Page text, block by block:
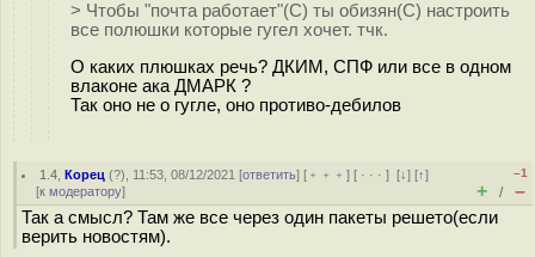
> Чтобы "почта работает"(С) ты обизян(С) настроить
все полюшки которые гугел хочет. тчк.
О каких плюшках речь? ДКИМ, СПФ или все в одном
влаконе ака ДМАРК ?
Так оно не о гугле, оно противо-дебилов
1.4 ,Корец (?), 11:53, 08/12/2021 [ответить] [ ﹢﹢﹢] [ · · ·][↓] [↑]
[к модератору]
–1
+ / –
Так а смысл? Там же все через один пакеты решeто(если
верить новостям).